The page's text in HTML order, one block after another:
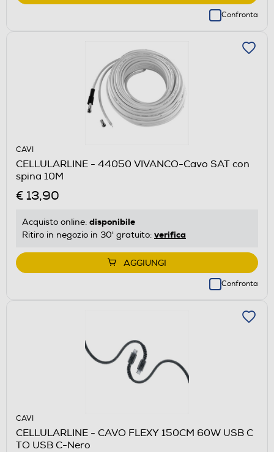
Confronta
CAVI
CELLULARLINE - 44050 VIVANCO-Cavo SAT con
spina 10M
€ 13,90
Acquisto online: disponibile
Ritiro in negozio in 30' gratuito: verifica
AGGIUNGI
Confronta
CAVI
CELLULARLINE - CAVO FLEXY 150CM 60W USB C
TO USB C-Nero